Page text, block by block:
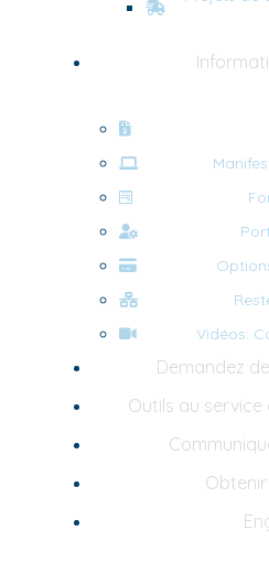
Vidéos:
Demandez
Outils au